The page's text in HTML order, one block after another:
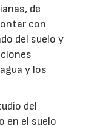
de
con
del suelo y
y los
del
en el suelo